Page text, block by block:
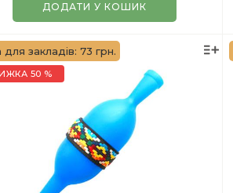
ДОДАТИ У КОШИК
для закладів: 73 грн.
50 %